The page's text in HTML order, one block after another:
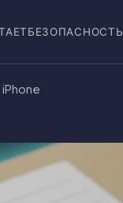
БЕЗОПАСНОСТЬ